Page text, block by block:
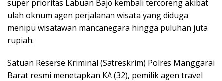
super prioritas Labuan Bajo kembali tercoreng akibat
ulah oknum agen perjalanan wisata yang diduga
menipu wisatawan mancanegara hingga puluhan juta
rupiah.
Satuan Reserse Kriminal (Satreskrim) Polres Manggarai
Barat resmi menetapkan KA (32), pemilik agen travel